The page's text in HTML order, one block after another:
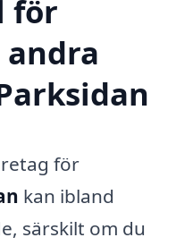
för
för
kan ibland
särskilt om du